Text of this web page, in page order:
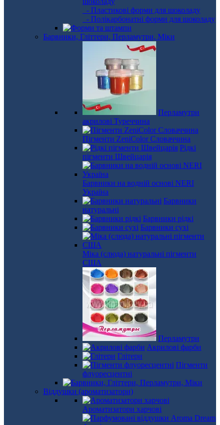
- Пластикові форми для шоколаду
- Полікарбонатні форми для шоколаду
Барвники, Гліттери, Перламутри, Міки
Перламутри
акрилові Туреччина
Пігменти ZeniColor Словаччина
Рідкі
пігменти Швейцарія
Барвники на водній основі NERI
Україна
Барвники
натуральні
Барвники рідкі
Барвники сухі
Міка (слюда) натуральні пігменти
США
Перламутри
Акрилові фарби
Глітери
Пігменти
флуоресцентні
Віддушки (ароматизатори)
Ароматизатори харчові